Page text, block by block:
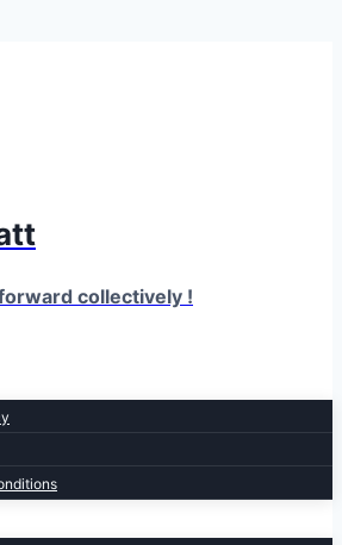
collectively !